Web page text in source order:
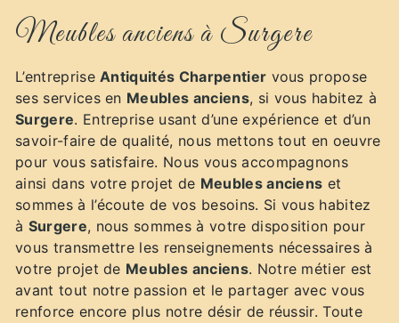
Meubles anciens à Surgere
L’entrepriseAntiquités Charpentier vous propose
ses services en Meubles anciens, si vous habitez à
Surgere. Entreprise usant d’une expérience et d’un
savoir-faire de qualité, nous mettons tout en oeuvre
pour vous satisfaire. Nous vous accompagnons
ainsi dans votre projet de Meubles anciens et
sommes à l’écoute de vos besoins. Si vous habitez
à Surgere, nous sommes à votre disposition pour
vous transmettre les renseignements nécessaires à
votre projet de Meubles anciens. Notre métier est
avant tout notre passion et le partager avec vous
renforce encore plus notre désir de réussir. Toute